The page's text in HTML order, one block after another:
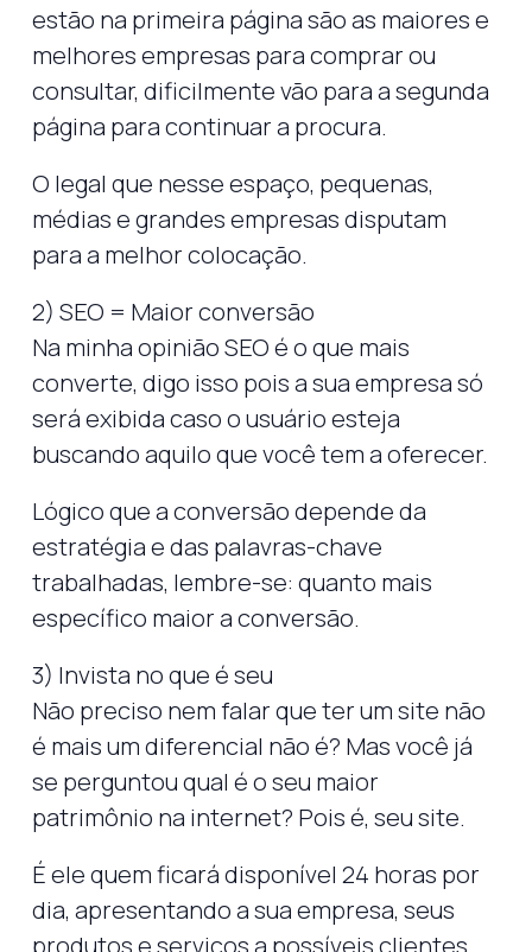
estão na primeira página são as maiores e
melhores empresas para comprar ou
consultar, dificilmente vão para a segunda
página para continuar a procura.
O legal que nesse espaço, pequenas,
médias e grandes empresas disputam
para a melhor colocação.
2) SEO = Maior conversão
Na minha opinião SEO é o que mais
converte, digo isso pois a sua empresa só
será exibida caso o usuário esteja
buscando aquilo que você tem a oferecer.
Lógico que a conversão depende da
estratégia e das palavras-chave
trabalhadas, lembre-se: quanto mais
específico maior a conversão.
3) Invista no que é seu
Não preciso nem falar que ter um site não
é mais um diferencial não é? Mas você já
se perguntou qual é o seu maior
patrimônio na internet? Pois é, seu site.
É ele quem ficará disponível 24 horas por
dia, apresentando a sua empresa, seus